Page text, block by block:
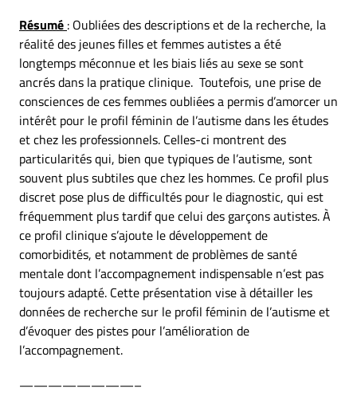
Résumé : Oubliées des descriptions et de la recherche, la
réalité des jeunes filles et femmes autistes a été
longtemps méconnue et les biais liés au sexe se sont
ancrés dans la pratique clinique. Toutefois, une prise de
consciences de ces femmes oubliées a permis d’amorcer un
intérêt pour le profil féminin de l’autisme dans les études
et chez les professionnels. Celles-ci montrent des
particularités qui, bien que typiques de l’autisme, sont
souvent plus subtiles que chez les hommes. Ce profil plus
discret pose plus de difficultés pour le diagnostic, qui est
fréquemment plus tardif que celui des garçons autistes. À
ce profil clinique s’ajoute le développement de
comorbidités, et notamment de problèmes de santé
mentale dont l’accompagnement indispensable n’est pas
toujours adapté. Cette présentation vise à détailler les
données de recherche sur le profil féminin de l’autisme et
d’évoquer des pistes pour l’amélioration de
l’accompagnement.
————————–